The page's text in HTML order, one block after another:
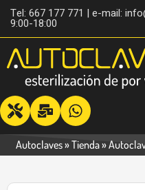
Tel: 667 177 771 | e-mail:
9:00-18:00
Autoclaves»Tienda»